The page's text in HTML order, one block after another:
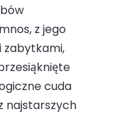
z jego
zabytkami,
cuda
najstarszych